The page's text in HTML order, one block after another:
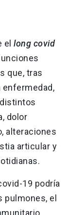
el long covid
que, tras
enfermedad,
dolor
alteraciones
articular y
19 podría
el